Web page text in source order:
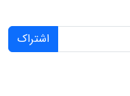
اشتراک